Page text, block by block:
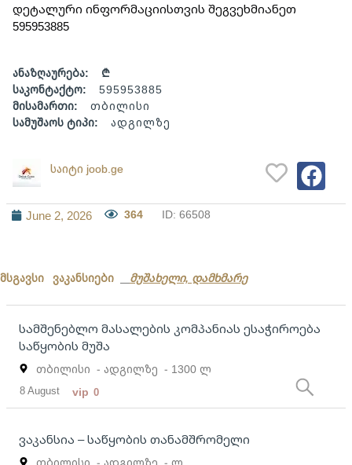
დეტალური ინფორმაციისთვის შეგვეხმიანეთ
595953885
ანაზღაურება:
₾
საკონტაქტო:
595953885
მისამართი:
თბილისი
სამუშაოს ტიპი:
ადგილზე
საიტი joob.ge
June 2, 2026 364 ID: 66508
მსგავსი ვაკანსიები მუშახელი, დამხმარე
სამშენებლო მასალების კომპანიას ესაჭიროება
საწყობის მუშა
თბილისი - ადგილზე - 1300 ლ
8 August vip 0
ვაკანსია – საწყობის თანამშრომელი
თბილისი - ადგილზე - ლ